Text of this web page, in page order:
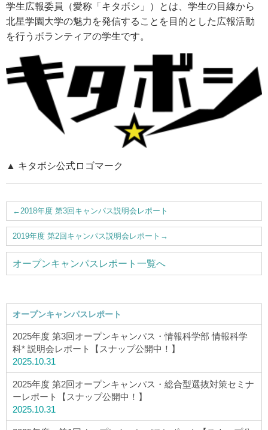
学生広報委員（愛称「キタボシ」）とは、学生の目線から
北星学園大学の魅力を発信することを目的とした広報活動
を行うボランティアの学生です。
▲ キタボシ公式ロゴマーク
←2018年度 第3回キャンパス説明会レポート
2019年度 第2回キャンパス説明会レポート →
オープンキャンパスレポート一覧へ
オープンキャンパスレポート
2025年度 第3回オープンキャンパス・情報科学部 情報科学
科* 説明会レポート【スナップ公開中！】
2025.10.31
2025年度 第2回オープンキャンパス・総合型選抜対策セミナ
ーレポート【スナップ公開中！】
2025.10.31